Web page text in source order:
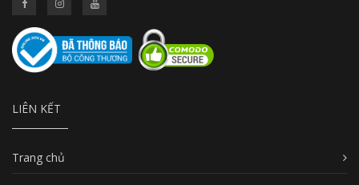
LIÊN KẾT
Trang chủ